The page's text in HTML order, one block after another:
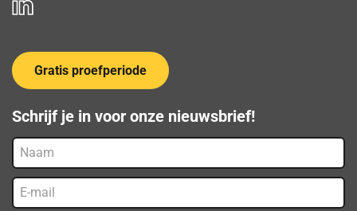
Gratis proefperiode
Schrijf je in voor onze nieuwsbrief!
Naam
E-
mail(Vereist)